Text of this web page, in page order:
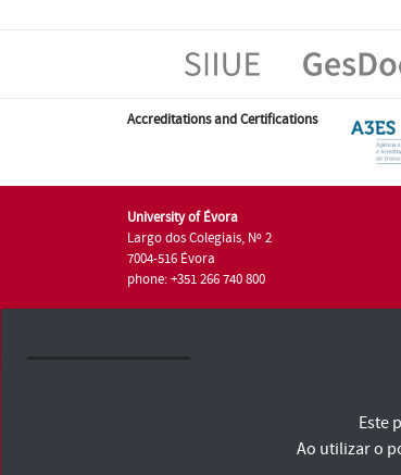
Accreditations and Certifications
University of Évora
Largo dos Colegiais, Nº 2
7004-516 Évora
phone: +351 266 740 800
Terms and Conditions and Privacy PolicyEste
Ao utilizar o